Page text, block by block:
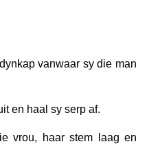
vanwaar sy die man
en haal sy serp af.
vrou, haar stem laag en